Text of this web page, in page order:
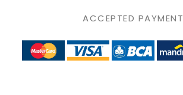
ACCEPTED PAYMENT